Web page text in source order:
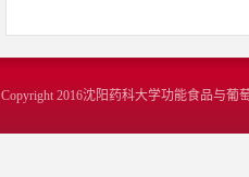
Copyright 2016沈阳药科大学功能食品与葡